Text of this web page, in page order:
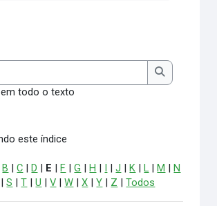
Buscar
todo o texto
este índice
B |C D E F |G H |J K L M
N
|S |T |U |V |W |X |Y Z |Todos